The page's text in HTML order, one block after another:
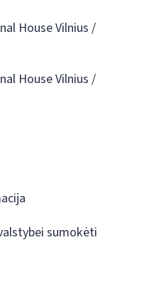
House Vilnius /
House Vilnius /
sumokėti